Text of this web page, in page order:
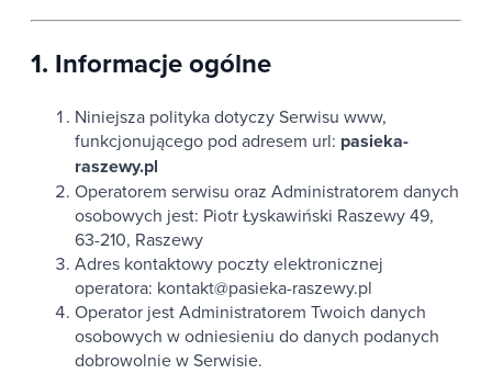
1. Informacje ogólne
Niniejsza polityka dotyczy Serwisu www,
funkcjonującego pod adresem url: pasieka-
raszewy.pl
Operatorem serwisu oraz Administratorem danych
osobowych jest: Piotr Łyskawiński Raszewy 49,
63-210, Raszewy
Adres kontaktowy poczty elektronicznej
operatora: kontakt@pasieka-raszewy.pl
Operator jest Administratorem Twoich danych
osobowych w odniesieniu do danych podanych
dobrowolnie w Serwisie.